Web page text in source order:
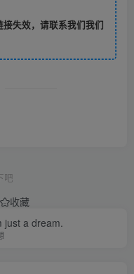
失效，请联系我们我们
吧
收藏
just a dream.